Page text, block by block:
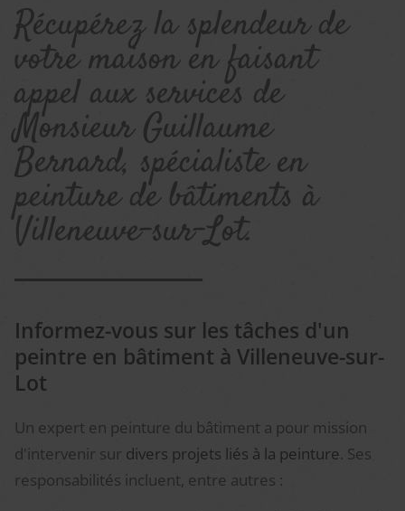
Récupérez la splendeur de
votre maison en faisant
appel aux services de
Monsieur Guillaume
Bernard, spécialiste en
peinture de bâtiments à
Villeneuve-sur-Lot.
Informez-vous sur les tâches d'un
peintre en bâtiment à Villeneuve-sur-
Lot
Un expert en peinture du bâtiment a pour mission
d'intervenir sur divers projets liés à la peinture. Ses
responsabilités incluent, entre autres :